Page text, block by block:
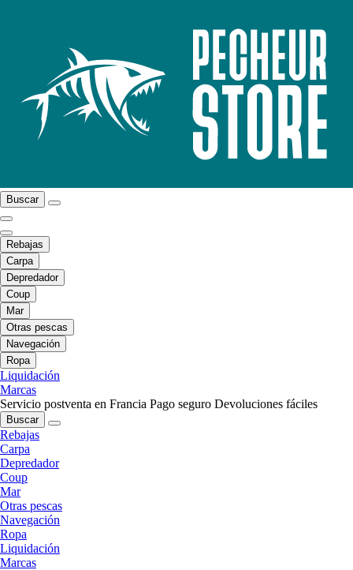
Buscar
Rebajas
Carpa
Depredador
Coup
Mar
Otras pescas
Navegación
Ropa
Liquidación
Marcas
Servicio postventa en Francia Pago seguro Devoluciones fáciles
Buscar
Rebajas
Carpa
Depredador
Coup
Mar
Otras pescas
Navegación
Ropa
Liquidación
Marcas